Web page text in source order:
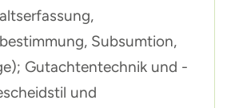
Subsumtion,
Gutachtentechnik und -
und